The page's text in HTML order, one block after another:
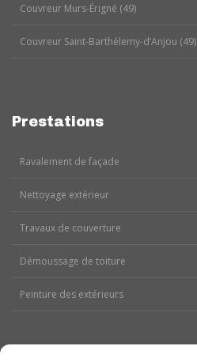
Couvreur Murs-Érigné (49)
Couvreur Saint-Barthélemy-d’Anjou (49)
Prestations
Ravalement de façade
Nettoyage extérieur
Travaux de couverture
Démoussage de toiture
Peinture des extérieurs